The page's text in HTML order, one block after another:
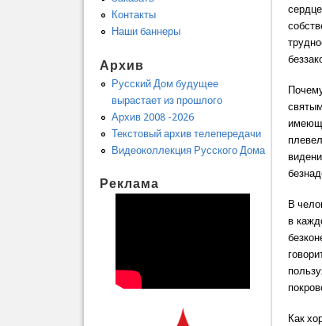
В
в
Как
Контакты
Наши баннеры
Архив
Русский Дом будущее
вырастает из прошлого
Архив 2008 -2026
Текстовый архив телепередачи
Видеоколлекция Русского Дома
Реклама